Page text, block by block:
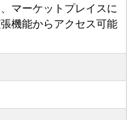
マーケットプレイスに
機能からアクセス可能